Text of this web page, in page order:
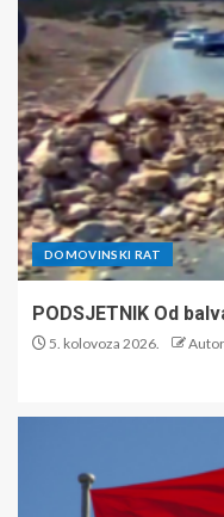
DOMOVINSKI RAT
PODSJETNIK Od
5. kolovoza 2026.